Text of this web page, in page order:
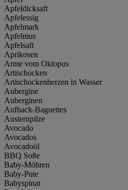
Apfeldicksaft
Apfelessig
Apfelmark
Apfelmus
Apfelsaft
Aprikosen
Arme vom Oktopus
Artischocken
Artischockenherzen in Wasser
Aubergine
Auberginen
Aufback-Baguettes
Austernpilze
Avocado
Avocados
Avocadoöl
BBQ Soße
Baby-Möhren
Baby-Pute
Babyspinat